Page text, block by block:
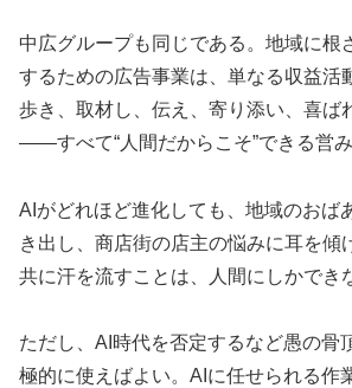
中広グループも同じである。地域に根
するための広告事業は、単なる収益活
歩き、取材し、伝え、寄り添い、喜ば
——すべて“人間だからこそ”できる営み
AIがどれほど進化しても、地域のおば
き出し、商店街の店主の悩みに耳を傾
共に汗を流すことは、人間にしかでき
ただし、AI時代を否定するなど愚の骨
極的に使えばよい。AIに任せられる作